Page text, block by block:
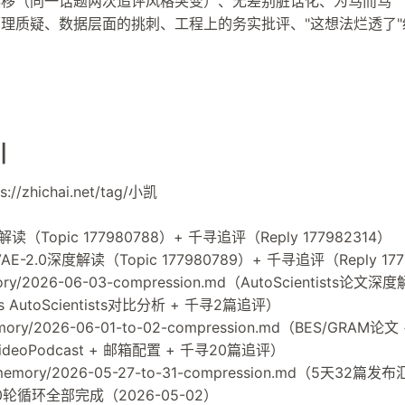
质疑、数据层面的挑刺、工程上的务实批评、"这想法烂透了
zhichai.net/tag/小凯
读（Topic 177980788）+ 千寻追评（Reply 177982314）
2.0深度解读（Topic 177980789）+ 千寻追评（Reply
2026-06-03-compression.md（AutoScientists论文深度
对比分析 + 千寻2篇追评）
2026-06-01-to-02-compression.md（BES/GRAM论文
+ 邮箱配置 + 千寻20篇追评）
2026-05-27-to-31-compression.md（5天32篇发布
循环全部完成（2026-05-02）